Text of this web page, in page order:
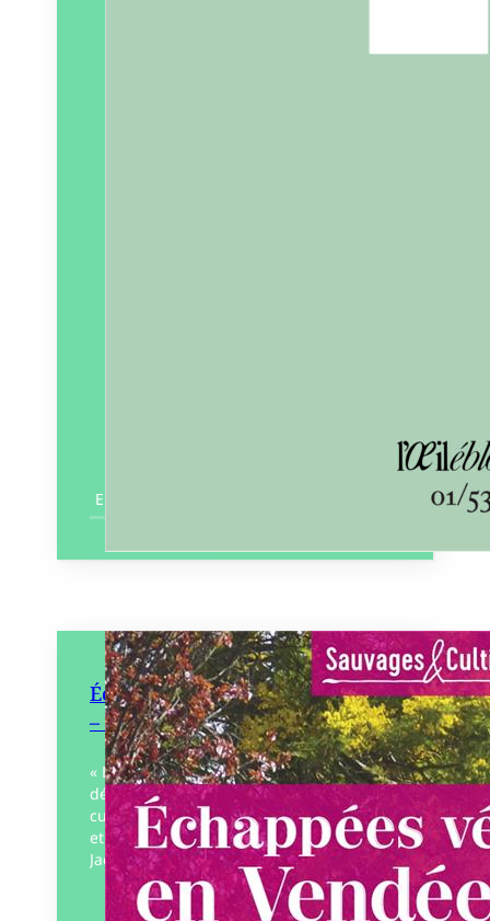
En savoir plus
Échappées végétales en Vendée
– Sauvages et cultivées
« Échappez-vous au cœur du végétal à la
découverte des plantes sauvages et
cultivées ! », voilà ce que vous proposent
et vous promettent les deux auteurs
Jacques…